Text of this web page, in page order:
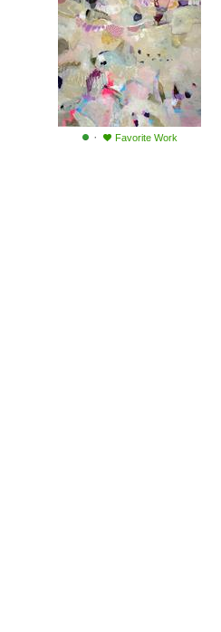
· Favorite Work